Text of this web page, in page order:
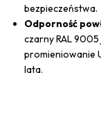
bezpieczeństwa.
Odporność
czarny RAL
promieniowanie
lata.